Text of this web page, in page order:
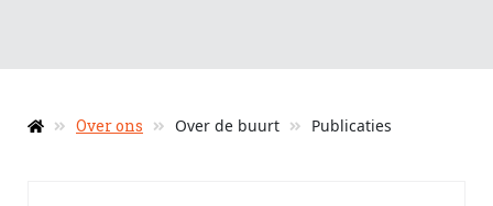
Over ons Over de buurt Publicaties